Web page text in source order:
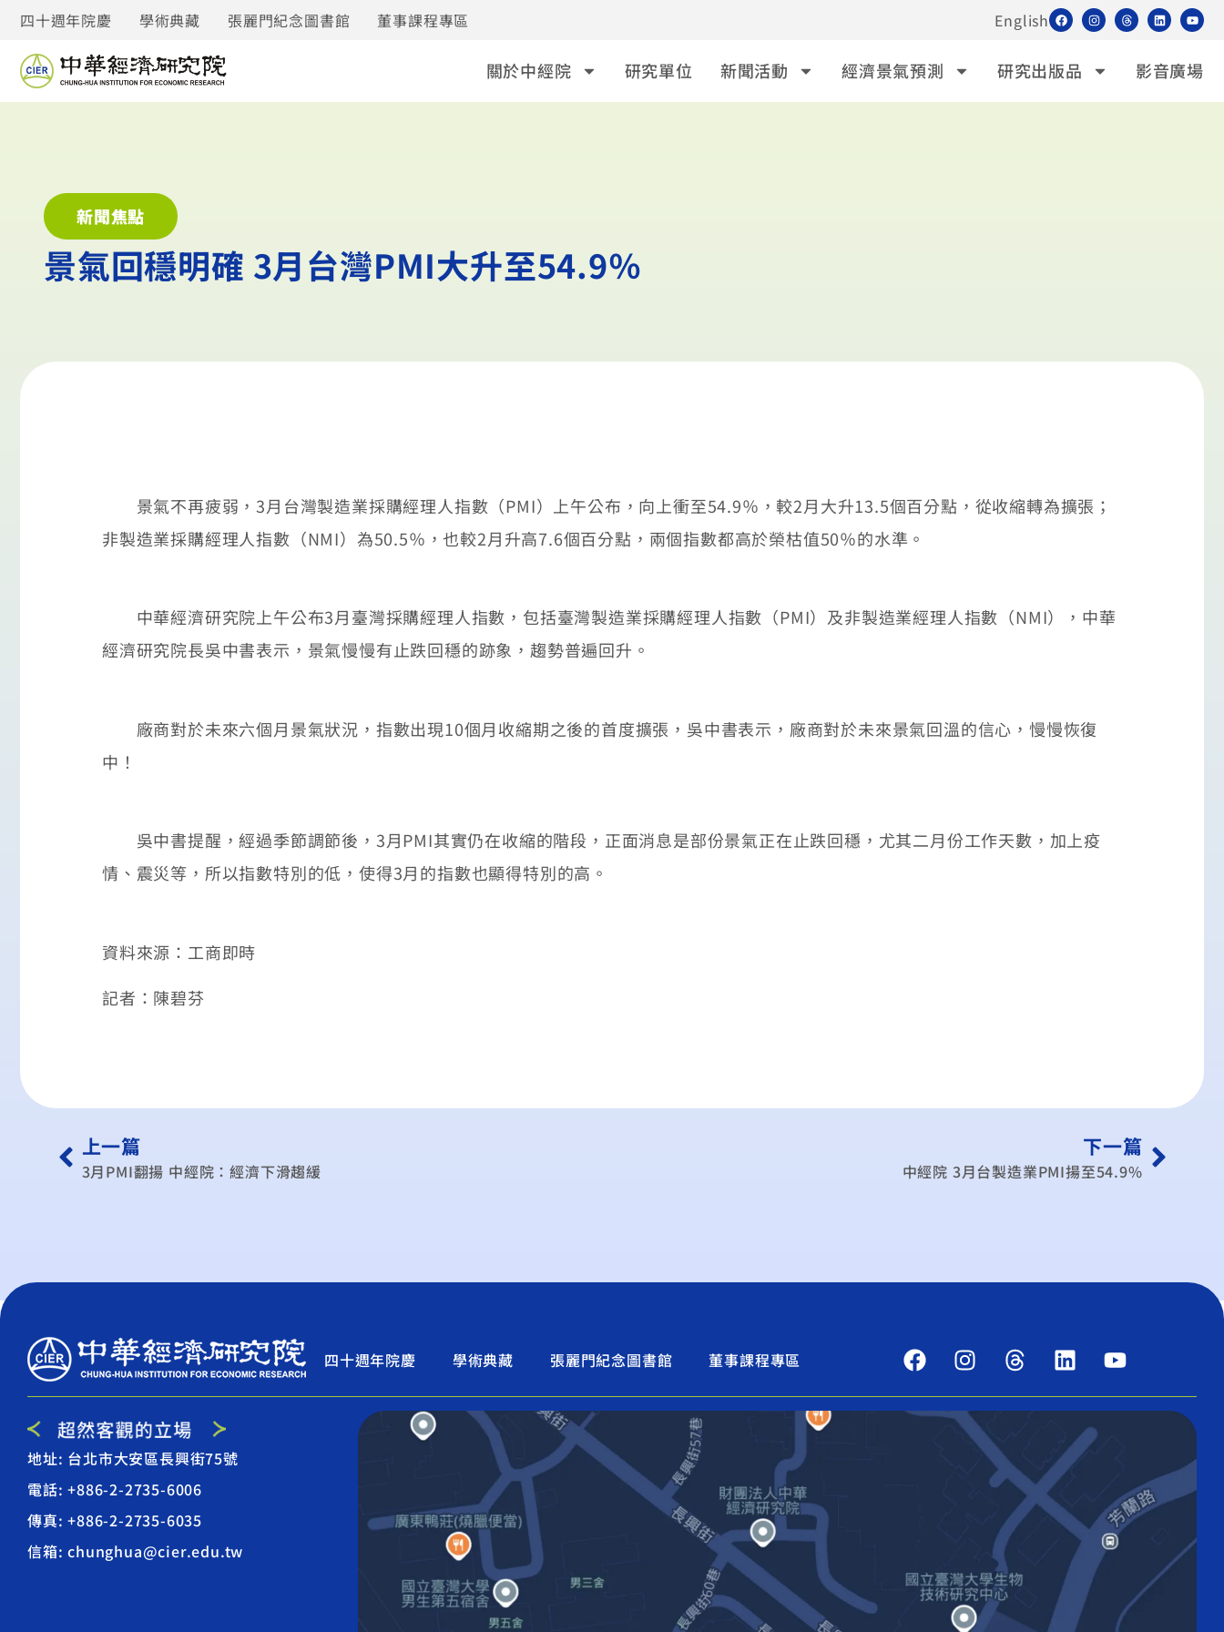
四十週年院慶 學術典藏 張麗門紀念圖書館 董事課程專區 English
關於中經院 研究單位 新聞活動 經濟景氣預測 研究出版品 影音廣場
新聞焦點
景氣回穩明確 3月台灣PMI大升至54.9％
景氣不再疲弱，3月台灣製造業採購經理人指數（PMI）上午公布，向上衝至54.9％，較2月大升13.5個百分點，從收縮轉為擴張；
非製造業採購經理人指數（NMI）為50.5％，也較2月升高7.6個百分點，兩個指數都高於榮枯值50％的水準。
中華經濟研究院上午公布3月臺灣採購經理人指數，包括臺灣製造業採購經理人指數（PMI）及非製造業經理人指數（NMI），中華
經濟研究院長吳中書表示，景氣慢慢有止跌回穩的跡象，趨勢普遍回升。
廠商對於未來六個月景氣狀況，指數出現10個月收縮期之後的首度擴張，吳中書表示，廠商對於未來景氣回溫的信心，慢慢恢復
中！
吳中書提醒，經過季節調節後，3月PMI其實仍在收縮的階段，正面消息是部份景氣正在止跌回穩，尤其二月份工作天數，加上疫
情、震災等，所以指數特別的低，使得3月的指數也顯得特別的高。
資料來源：工商即時
記者：陳碧芬
上一篇
3月PMI翻揚 中經院：經濟下滑趨緩
下一篇
中經院 3月台製造業PMI揚至54.9%
四十週年院慶 學術典藏 張麗門紀念圖書館 董事課程專區
地址: 台北市大安區長興街75號
電話: +886-2-2735-6006
傳真: +886-2-2735-6035
信箱: chunghua@cier.edu.tw